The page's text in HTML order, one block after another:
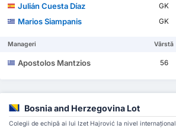
Julián Cuesta Díaz
GK
Marios Siampanis
GK
Manageri Vârstă
Apostolos Mantzios 56
Bosnia and Herzegovina Lot
Colegii de echipă ai lui Izet Hajrović la nivel internațional